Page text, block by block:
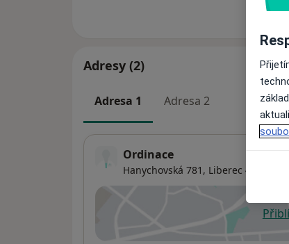
Adresy (2)
Adresa 1 Adresa 2
Ordinace
Hanychovská 781, Liberec 46001